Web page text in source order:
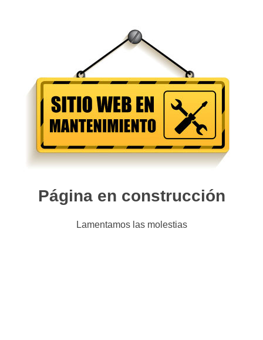
Página en construcción
Lamentamos las molestias